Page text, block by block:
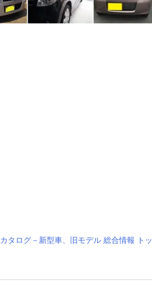
カタログ－新型車、旧モデル 総合情報 ト